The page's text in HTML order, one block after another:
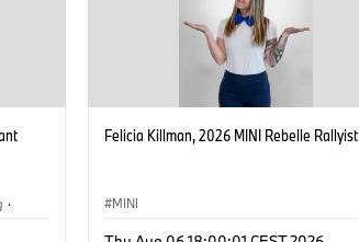
·
Felicia Killman, 2026 MINI Rebelle Rallyist
MINI